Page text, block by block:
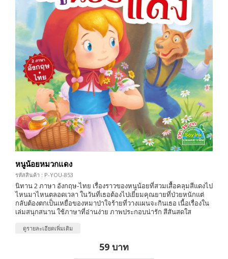
หนูน้อยหมวกแดง
รหัสสินค้า : P-YOU-853
นิทาน 2 ภาษา อังกฤษ-ไทย เรื่องราวของหนูน้อยที่สวมเสื้อคลุมสีแดงไป
ไหนมาไหนตลอดเวลา ในวันที่เธอต้องไปเยี่ยมคุณยายที่ป่วยหนักแต่
กลับต้องตกเป็นเหยื่อของหมาป่าใจร้ายที่วางแผนจะกินเธอ เนื้อเรื่องใน
เล่มสนุกสนาน ใช้ภาษาที่อ่านง่าย ภาพประกอบน่ารัก สีสันสดใส
ดูรายละเอียดเพิ่มเติม
59 บาท